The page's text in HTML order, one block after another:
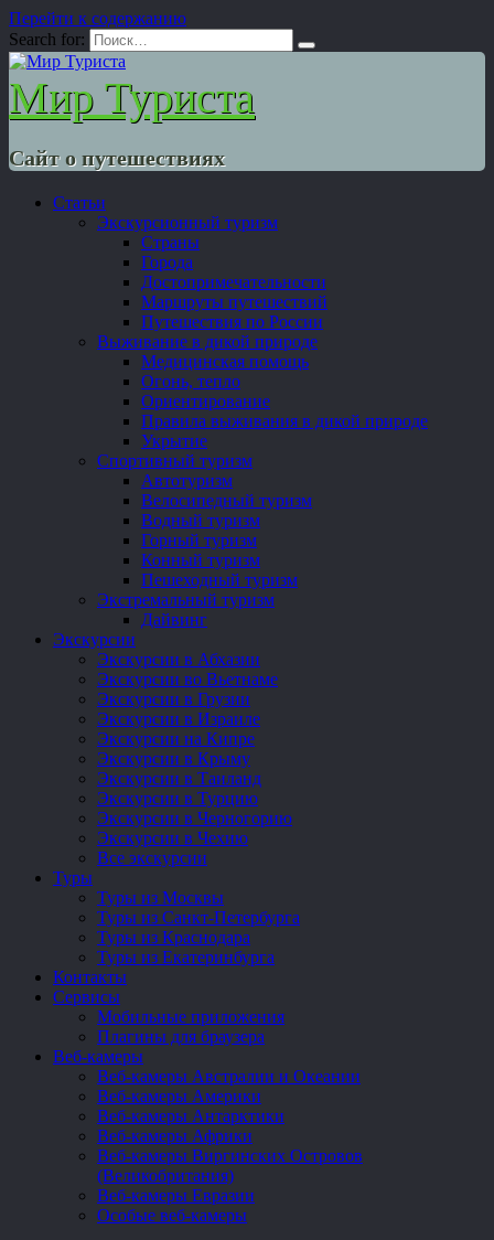
Перейти к содержанию
Search for:
Мир Туриста
Сайт о путешествиях
Статьи
Экскурсионный туризм
Страны
Города
Достопримечательности
Маршруты путешествий
Путешествия по России
Выживание в дикой природе
Медицинская помощь
Огонь, тепло
Ориентирование
Правила выживания в дикой природе
Укрытие
Спортивный туризм
Автотуризм
Велосипедный туризм
Водный туризм
Горный туризм
Конный туризм
Пешеходный туризм
Экстремальный туризм
Дайвинг
Экскурсии
Экскурсии в Абхазии
Экскурсии во Вьетнаме
Экскурсии в Грузии
Экскурсии в Израиле
Экскурсии на Кипре
Экскурсии в Крыму
Экскурсии в Таиланд
Экскурсии в Турцию
Экскурсии в Черногорию
Экскурсии в Чехию
Все экскурсии
Туры
Туры из Москвы
Туры из Санкт-Петербурга
Туры из Краснодара
Туры из Екатеринбурга
Контакты
Сервисы
Мобильные приложения
Плагины для браузера
Веб-камеры
Веб-камеры Австралии и Океании
Веб-камеры Америки
Веб-камеры Антарктики
Веб-камеры Африки
Веб-камеры Виргинских Островов
(Великобритания)
Веб-камеры Евразии
Особые веб-камеры